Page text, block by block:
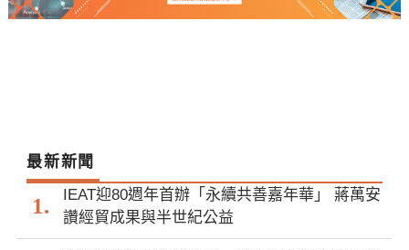
最新新聞
IEAT迎80週年首辦「永續共善嘉年華」 蔣萬安
讚經貿成果與半世紀公益